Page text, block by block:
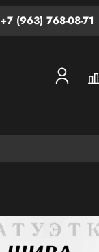
+7 (963) 768-08-71